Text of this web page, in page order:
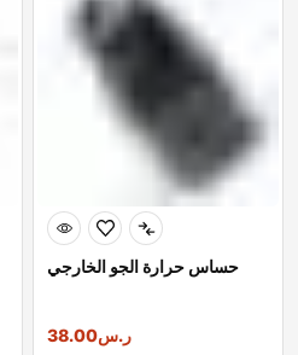
حساس حرارة الجو الخارجي
ر.س38.00